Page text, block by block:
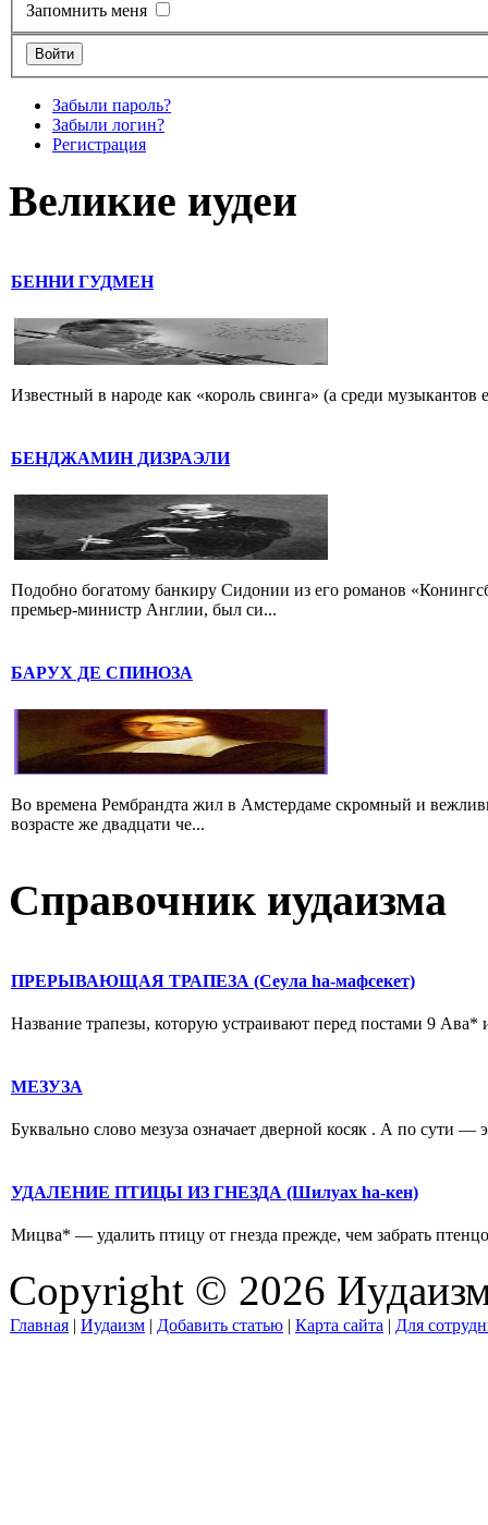
Запомнить меня
Забыли пароль?
Забыли логин?
Регистрация
Великие иудеи
БЕННИ ГУДМЕН
Известный в народе как «король свинга» (а среди
БЕНДЖАМИН ДИЗРАЭЛИ
Подобно богатому банкиру Сидонии из его романов
премьер-министр Англии, был си...
БАРУХ ДЕ СПИНОЗА
Во времена Рембрандта жил в Амстердаме скромный и
возрасте же двадцати че...
Справочник иудаизма
ПРЕРЫВАЮЩАЯ ТРАПЕЗА (Сеула hа-мафсекет)
Название трапезы, которую устраивают перед постами 9
МЕЗУЗА
Буквально слово мезуза означает дверной косяк . А по сути —
УДАЛЕНИЕ ПТИЦЫ ИЗ ГНЕЗДА (Шилуах hа-кен)
Мицва* — удалить птицу от гнезда прежде, чем забрать
Copyright © 2026
Главная | Иудаизм | Добавить статью | Карта сайта | Для